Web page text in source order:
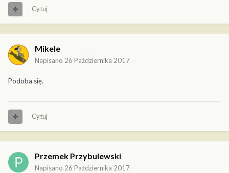
Cytuj
Mikele
Napisano 26 Października 2017
Podoba się.
Cytuj
Przemek Przybulewski
Napisano 26 Października 2017